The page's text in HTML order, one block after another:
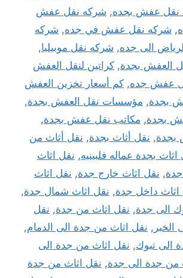
نقل عفش بجده, شركه نقل عفش
, شركه نقل عفش في جده, شركه
الى جده, شركه نقل موبيليا,
العفش بجدة, كراتين لنقل العفش
عفش جده, كم أسعار تخزين العفش
بجدة, مؤسسات نقل العفش بجدة,
بجدة, مكاتب نقل عفش بجدة,
بجدة, نقل أثاث بجدة, نقل أثاث من
اثاث بجدة عماله فلبينيه, نقل اثاث
, نقل اثاث خارج جدة, نقل اثاث
اثاث داخل جدة, نقل اثاث شمال جدة,
الى جدة, نقل اثاث من جدة, نقل
, نقل اثاث من جدة الى الدمام,
الى تبوك, نقل اثاث من جدة الى
من جدة الى جدة, نقل اثاث من جدة